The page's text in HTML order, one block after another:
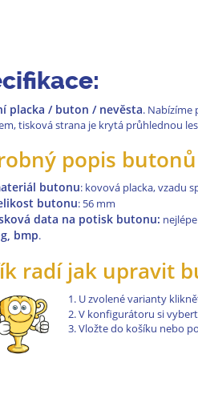
placka / buton / nevěsta. Nabízíme
tisková strana je krytá průhlednou
popis
butonu: kovová placka, vzadu
butonu: 56 mm
data na potisk butonu:
bmp.
radí jak upravit
U zvolené varianty
V konfigurátoru si
Vložte do košíku nebo